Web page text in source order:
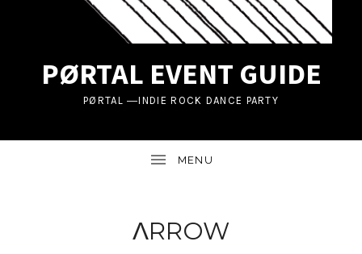
PØRTAL EVENT GUIDE
PØRTAL ―INDIE ROCK DANCE PARTY
ΛRROW